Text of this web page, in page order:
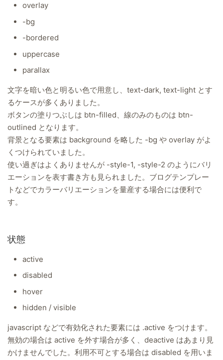
overlay
-bg
-bordered
uppercase
parallax
文字を暗い色と明るい色で用意し、text-dark, text-light とす
るケースが多くありました。
ボタンの塗りつぶしは btn-filled、線のみのものは btn-
outlined となります。
背景となる要素は background を略した -bg や overlay がよ
くつけられていました。
使い過ぎはよくありませんが -style-1, -style-2 のようにバリ
エーションを表す書き方も見られました。ブログテンプレー
トなどでカラーバリエーションを量産する場合には便利で
す。
状態
active
disabled
hover
hidden / visible
javascript などで有効化された要素には .active をつけます。
無効の場合は active を外す場合が多く、deactive はあまり見
かけませんでした。利用不可とする場合は disabled を用いま